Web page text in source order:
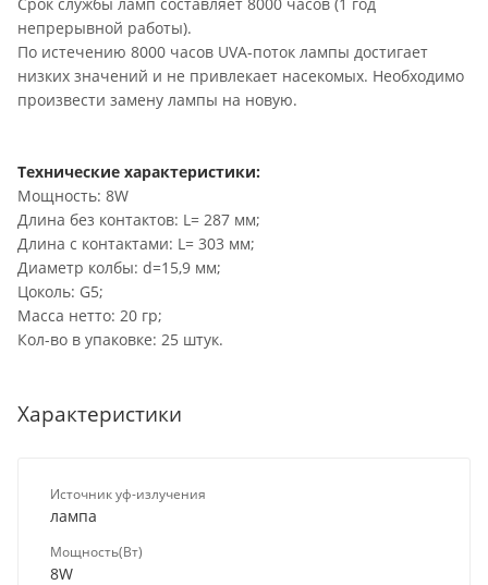
непрерывной работы).
По истечению 8000 часов UVA-поток лампы достигает
низких значений и не привлекает насекомых. Необходимо
произвести замену лампы на новую.
Технические характеристики:
Мощность: 8W
Длина без контактов: L= 287 мм;
Длина с контактами: L= 303 мм;
Диаметр колбы: d=15,9 мм;
Цоколь: G5;
Масса нетто: 20 гр;
Кол-во в упаковке: 25 штук.
Характеристики
Источник уф-излучения
лампа
Мощность(Вт)
8W